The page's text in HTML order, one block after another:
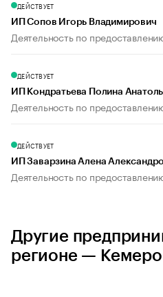
ДЕЙСТВУЕТ
ИП Сопов Игорь Владимирович
Деятельность по
ДЕЙСТВУЕТ
ИП Кондратьева Полина
Деятельность по
ДЕЙСТВУЕТ
ИП Заварзина Алена
Деятельность по
Другие
регионе —